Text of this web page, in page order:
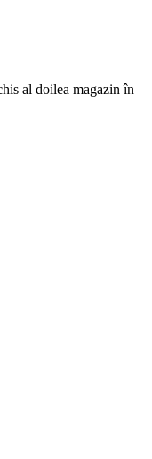
al doilea magazin în